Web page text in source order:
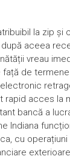
la zip și
aceea
vreau
de
rapid acces la
bancă a
Indiana
cu